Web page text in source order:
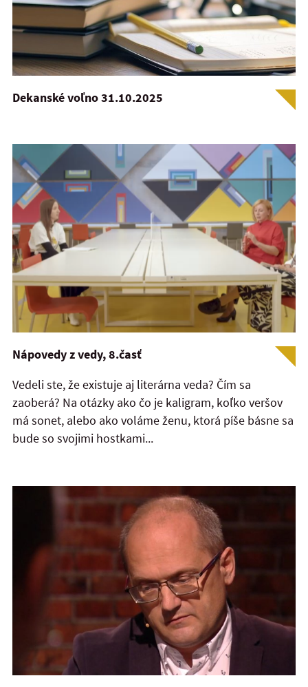
Dekanské voľno 31.10.2025
Nápovedy z vedy, 8.časť
Vedeli ste, že existuje aj literárna veda? Čím sa
zaoberá? Na otázky ako čo je kaligram, koľko veršov
má sonet, alebo ako voláme ženu, ktorá píše básne sa
bude so svojimi hostkami...